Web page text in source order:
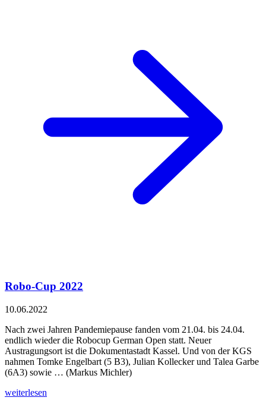
Robo-Cup 2022
10.06.2022
Nach zwei Jahren Pandemiepause fanden vom 21.04. bis 24.04.
endlich wieder die Robocup German Open statt. Neuer
Austragungsort ist die Dokumentastadt Kassel. Und von der KGS
nahmen Tomke Engelbart (5 B3), Julian Kollecker und Talea Garbe
(6A3) sowie … (Markus Michler)
weiterlesen